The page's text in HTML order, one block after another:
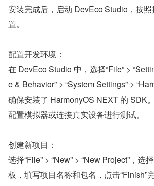
安装完成后，启动 DevEco Studio，按
置。
配置开发环境：
在 DevEco Studio 中，选择“File” >
e & Behavior” > “System Settings” >
确保安装了 HarmonyOS NEXT 的 SDK。
配置模拟器或连接真实设备进行测试。
创建新项目：
选择“File” > “New” > “New Project”，选
板，填写项目名称和包名，点击“Finish”